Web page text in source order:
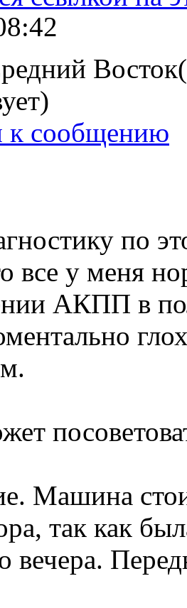
к сообщению
по
все у меня
АКПП в
Машина
так как
вечера.